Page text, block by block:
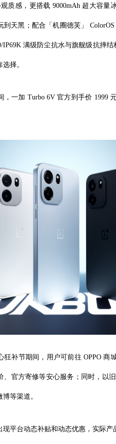
质感，更搭载 9000mAh 超大容
到天黑；配合「机圈德芙」
IP69K 满级防尘抗水与旗舰级抗摔
择。
，一加 Turbo 6V 官方到手价 1999
狂补节期间，用户可前往 OPPO
、官方寄修等安心服务；同时，以
等渠道。
现平台动态补贴和动态优惠，实际产